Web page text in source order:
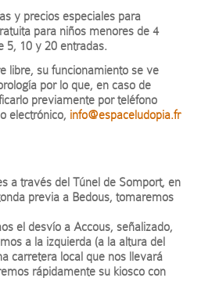
y precios especiales para
para niños menores de 4
5, 10 y 20 entradas.
libre, su funcionamiento se ve
por lo que, en caso de
previamente por teléfono
electrónico, info@espaceludopia.fr
a través del Túnel de Somport, en
previa a Bedous, tomaremos
el desvío a Accous, señalizado,
a la izquierda (a la altura del
carretera local que nos llevará
rápidamente su kiosco con